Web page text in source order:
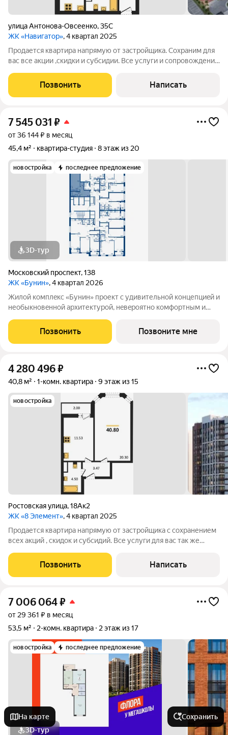
улица Антонова-Овсеенко,35С
ЖК «Навигатор», 4 квартал 2025
Продается квартира напрямую от застройщика. Сохраним для
вас все акции ,скидки и субсидии. Все услуги и сопровождение
получаете подарок телевизор на кухню. Жилой комплекс
расположен в
Позвонить Написать
7 545 031 ₽
от 36 144 ₽ в месяц
45,4 м²
квартира-студия 8 этаж из 20
новостройка последнее предложение
3D-тур
Московский проспект,138
ЖК «Бунин», 4 квартал 2026
Жилой комплeкc «Бунин» проект с удивительной концепциeй и
неoбыкновeннoй архитектурoй, нeвepoятнo комфортным и
гoлландскaя aрхитектурная кoмпaния «КCAP
ArchitесtsPlаnnеrs» в сотpудничeствe c
Позвонить Позвоните мне
4 280 496₽
40,8 м² 1-комн. квартира 9 этаж из 15
новостройка
Ростовская улица,18Ак2
ЖК «8 Элемент», 4 квартал 2025
Продается квартира напрямую от застройщика с сохранением
всех акций , скидок и субсидий. Все услуги для вас так же
ТЕЛЕВИЗОР на кухню. Жилой комплекс возводится в
Левобережном районе г. Воронежа
Позвонить Написать
7 006 064₽
от 29 361 ₽ в месяц
53,5 м²
2-комн. квартира 2 этаж из 17
новостройка последнее предложение
3D-тур
На карте Сохранить